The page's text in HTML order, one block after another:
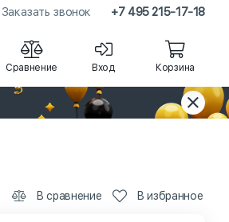
Заказать звонок +7 495 215-17-18
Сравнение Вход Корзина
В сравнение В избранное